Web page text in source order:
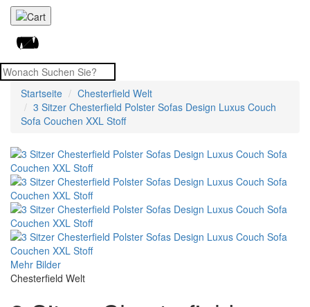
Startseite
Chesterfield Welt
3 Sitzer Chesterfield Polster Sofas Design Luxus Couch
Sofa Couchen XXL Stoff
Mehr Bilder
Chesterfield Welt